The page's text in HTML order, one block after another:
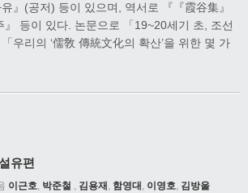
』(공저) 등이 있으며, 역서로 『『霞谷集』
』 등이 있다. 논문으로 「19~20세기 초, 조선
우리의 ‘儒敎 傳統文化의 확산’을 위한 몇 가
유편
이근호, 박준철 , 김용재 , 함영대 , 이영호, 김방울